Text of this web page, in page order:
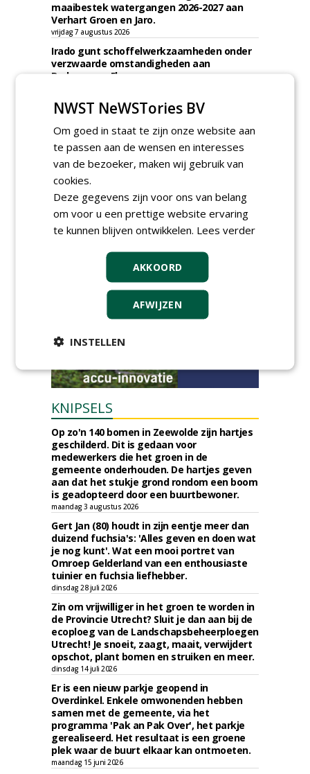
maaibestek watergangen 2026-2027 aan
Verhart Groen en Jaro.
vrijdag 7 augustus 2026
Irado gunt schoffelwerkzaamheden onder
verzwaarde omstandigheden aan
Bodegraven Flex.
Gemeente Amsterdam, Ingenieursbureau
ecologisch beheer aan De Jong Zuurmond,
Struunhoeve, Jos Scholman Groen en
Dolmans Wieringen Prins.
woensdag 5 augustus 2026
Gemeente Leidschendam-Voorburg gunt
raamovereenkomst inhuur medewerkers
groen Leidschendam-Voorburg aan Lending
Advies & Detachering.
woensdag 5 augustus 2026
Dar gunt maaibestek gemeente Nijmegen
aan Engelen Groen Uden.
woensdag 5 augustus 2026
KNIPSELS
Op zo'n 140 bomen in Zeewolde zijn hartjes
geschilderd. Dit is gedaan voor
medewerkers die het groen in de
gemeente onderhouden. De hartjes geven
aan dat het stukje grond rondom een boom
is geadopteerd door een buurtbewoner.
maandag 3 augustus 2026
Gert Jan (80) houdt in zijn eentje meer dan
duizend fuchsia's: 'Alles geven en doen wat
je nog kunt'. Wat een mooi portret van
Omroep Gelderland van een enthousiaste
tuinier en fuchsia liefhebber.
dinsdag 28 juli 2026
Zin om vrijwilliger in het groen te worden in
de Provincie Utrecht? Sluit je dan aan bij de
ecoploeg van de Landschapsbeheerploegen
Utrecht! Je snoeit, zaagt, maait, verwijdert
opschot, plant bomen en struiken en meer.
dinsdag 14 juli 2026
Er is een nieuw parkje geopend in
Overdinkel. Enkele omwonenden hebben
samen met de gemeente, via het
programma 'Pak an Pak Over', het parkje
gerealiseerd. Het resultaat is een groene
plek waar de buurt elkaar kan ontmoeten.
maandag 15 juni 2026
NWST NeWSTories BV
Om goed in staat te zijn onze website aan
te passen aan de wensen en interesses
van de bezoeker, maken wij gebruik van
cookies.
Deze gegevens zijn voor ons van belang
om voor u een prettige website ervaring
te kunnen blijven ontwikkelen. Lees verder
AKKOORD
AFWIJZEN
INSTELLEN